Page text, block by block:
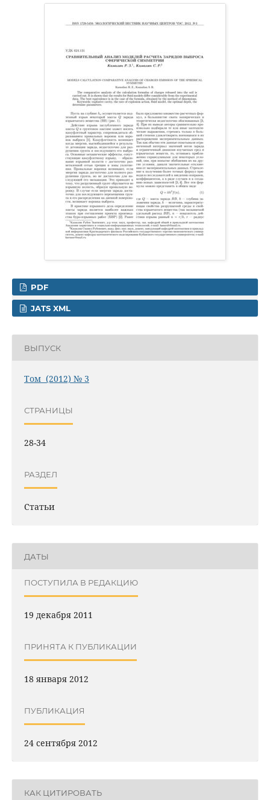
PDF
JATS XML
ВЫПУСК
Том (2012) № 3
СТРАНИЦЫ
28-34
РАЗДЕЛ
Статьи
ДАТЫ
ПОСТУПИЛА В РЕДАКЦИЮ
19 декабря 2011
ПРИНЯТА К ПУБЛИКАЦИИ
18 января 2012
ПУБЛИКАЦИЯ
24 сентября 2012
КАК ЦИТИРОВАТЬ